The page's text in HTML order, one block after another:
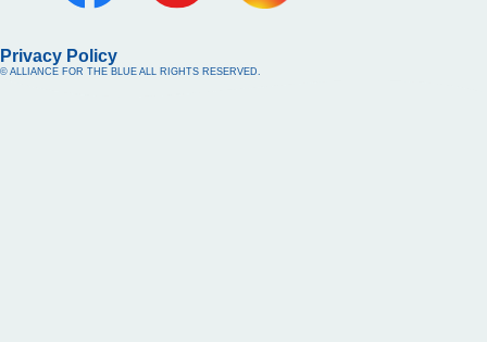
© ALLIANCE FOR THE BLUE ALL RIGHTS RESERVED.
Privacy Policy